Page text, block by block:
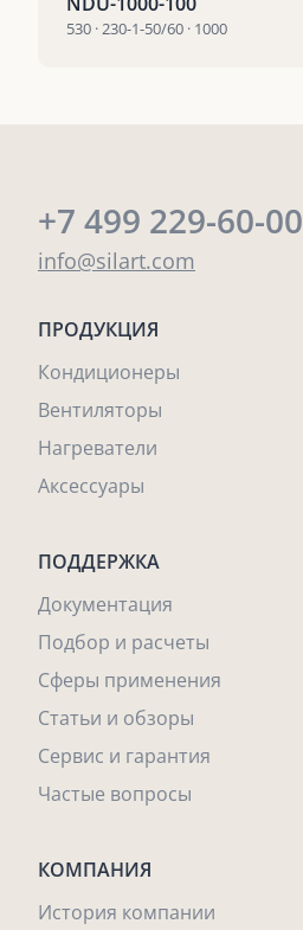
530 · 230-1-50/60 · 1000
+7 499 229-60-00
info@silart.com
ПРОДУКЦИЯ
Кондиционеры
Вентиляторы
Нагреватели
Аксессуары
ПОДДЕРЖКА
Документация
Подбор и расчеты
Сферы применения
Статьи и обзоры
Сервис и гарантия
Частые вопросы
КОМПАНИЯ
История компании